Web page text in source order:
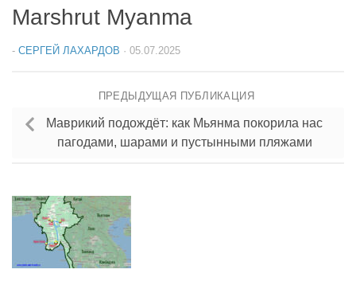
Marshrut Myanma
- СЕРГЕЙ ЛАХАРДОВ · 05.07.2025
ПРЕДЫДУЩАЯ ПУБЛИКАЦИЯ
Маврикий подождёт: как Мьянма покорила нас
пагодами, шарами и пустынными пляжами